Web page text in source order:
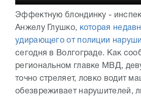
Эффектную блондинку -
Анжелу Глушко, которая
удирающего от полиции
сегодня в Волгограде. Как
региональном главке МВД,
точно стреляет, ловко водит
обезвреживает нарушителей,